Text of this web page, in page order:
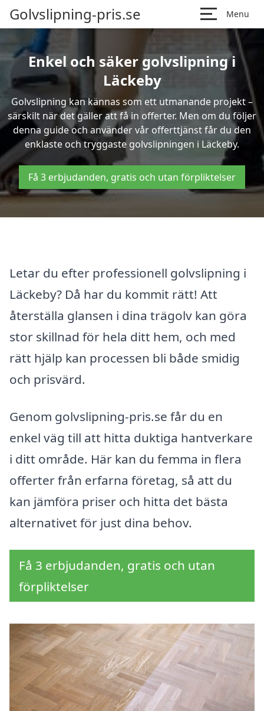
Golvslipning-pris.se Menu
Enkel och säker golvslipning i
Läckeby
Golvslipning kan kännas som ett utmanande projekt –
särskilt när det gäller att få in offerter. Men om du följer
denna guide och använder vår offerttjänst får du den
enklaste och tryggaste golvslipningen i Läckeby.
Få 3 erbjudanden, gratis och utan förpliktelser
Letar du efter professionell golvslipning i
Läckeby? Då har du kommit rätt! Att
återställa glansen i dina trägolv kan göra
stor skillnad för hela ditt hem, och med
rätt hjälp kan processen bli både smidig
och prisvärd.
Genom golvslipning-pris.se får du en
enkel väg till att hitta duktiga hantverkare
i ditt område. Här kan du femma in flera
offerter från erfarna företag, så att du
kan jämföra priser och hitta det bästa
alternativet för just dina behov.
Få 3 erbjudanden, gratis och utan
förpliktelser